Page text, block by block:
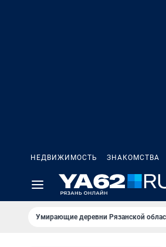
НЕДВИЖИМОСТЬ ЗНАКОМСТВА
Умирающие деревни Рязанской